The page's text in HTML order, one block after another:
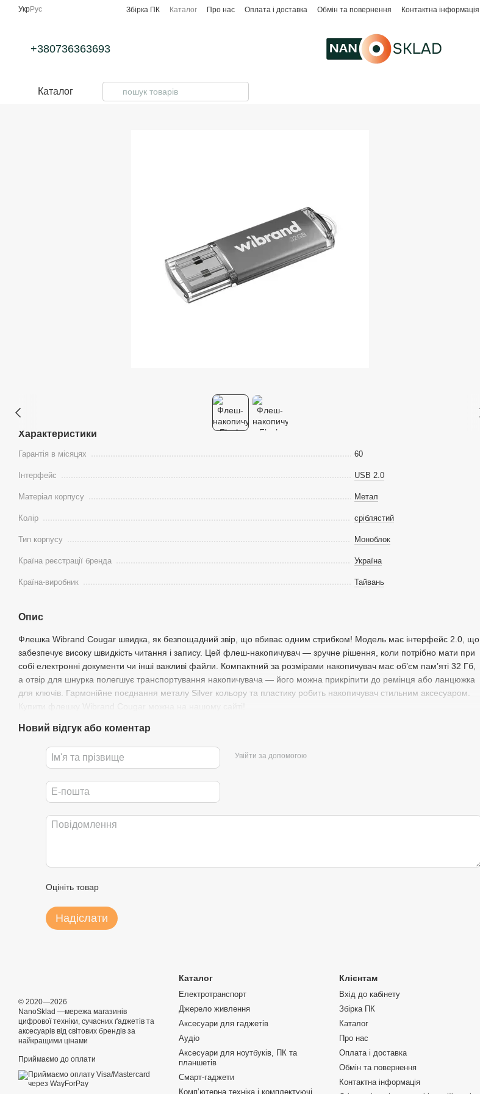
Перейти до основного контенту
УкрРус Збірка ПК Каталог Про нас Оплата і доставка Обмін та повернення Контактна інформація
+380736363693
Каталог
Характеристики
Гарантія в місяцях 60
Інтерфейс USB 2.0
Матеріал корпусу Метал
Колір сріблястий
Тип корпусу Моноблок
Країна реєстрації бренда Україна
Країна-виробник Тайвань
Опис
Флешка Wibrand Cougar швидка, як безпощадний звір, що вбиває одним стрибком! Модель має інтерфейс 2.0, що
забезпечує високу швидкість читання і запису. Цей флеш-накопичувач — зручне рішення, коли потрібно мати при
собі електронні документи чи інші важливі файли. Компактний за розмірами накопичувач має об’єм пам’яті 32 Гб,
а отвір для шнурка полегшує транспортування накопичувача — його можна прикріпити до ремінця або ланцюжка
для ключів. Гармонійне поєднання металу Silver кольору та пластику робить накопичувач стильним аксесуаром.
Новий відгук або коментар
Увійти за допомогою
Оцініть товар
Надіслати
© 2020—2026
NanoSklad —мережа магазинів
цифрової техніки, сучасних ґаджетів та
аксесуарів від світових брендів за
найкращими цінами
Приймаємо до оплати
Каталог
Електротранспорт
Джерело живлення
Аксесуари для гаджетів
Аудіо
Аксесуари для ноутбуків, ПК та
планшетів
Смарт-гаджети
Компʼютерна техніка і комплектуючі
Клієнтам
Вхід до кабінету
Збірка ПК
Каталог
Про нас
Оплата і доставка
Обмін та повернення
Контактна інформація